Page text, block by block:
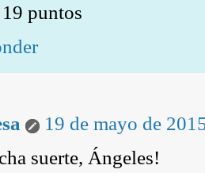
puntos
19 de mayo de
suerte, Ángeles!